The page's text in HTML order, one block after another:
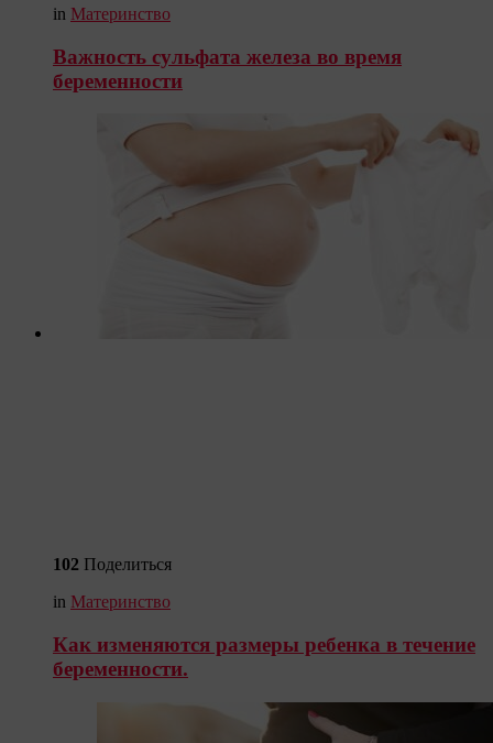
in Материнство
Важность сульфата железа во время
беременности
102 Поделиться
in Материнство
Как изменяются размеры ребенка в течение
беременности.